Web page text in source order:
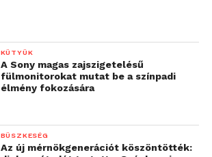
KÜTYÜK
A Sony magas zajszigetelésű
fülmonitorokat mutat be a színpadi
élmény fokozására
BÜSZKESÉG
Az új mérnökgenerációt köszöntötték: